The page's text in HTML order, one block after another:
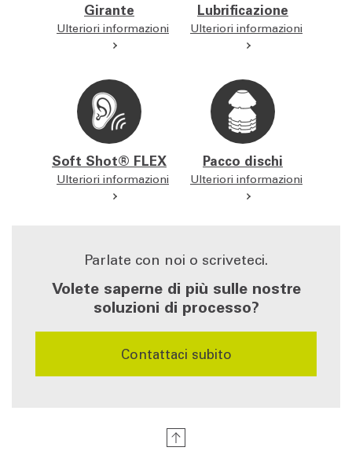
Girante
Ulteriori informazioni
Lubrificazione
Ulteriori informazioni
Soft Shot® FLEX
Ulteriori informazioni
Pacco dischi
Ulteriori informazioni
Parlate con noi o scriveteci.
Volete saperne di più sulle nostre
soluzioni di processo?
Contattaci subito